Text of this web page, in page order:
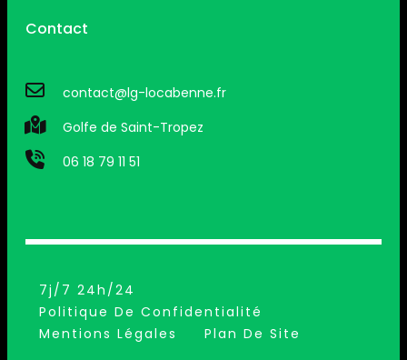
Contact
contact@lg-locabenne.fr
Golfe de Saint-Tropez
06 18 79 11 51
7j/7 24h/24
Politique De Confidentialité
Mentions Légales
Plan De Site